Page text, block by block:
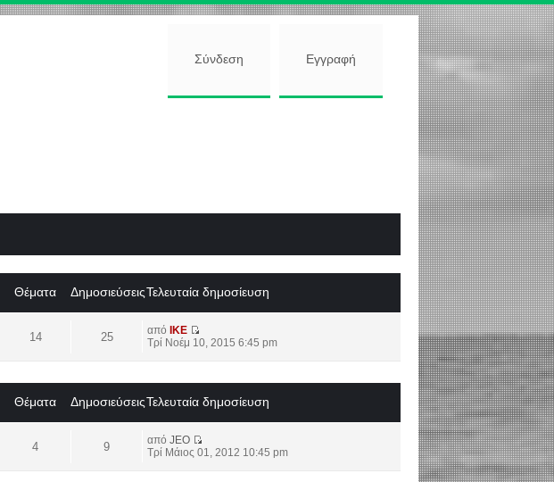
Σύνδεση Εγγραφή
Θέματα ΔημοσιεύσειςΤελευταία δημοσίευση
14 25 από
IKE
Τρί Νοέμ 10, 2015 6:45 pm
Θέματα ΔημοσιεύσειςΤελευταία δημοσίευση
4 9 απόJEO
Τρί Μάιος 01, 2012 10:45 pm